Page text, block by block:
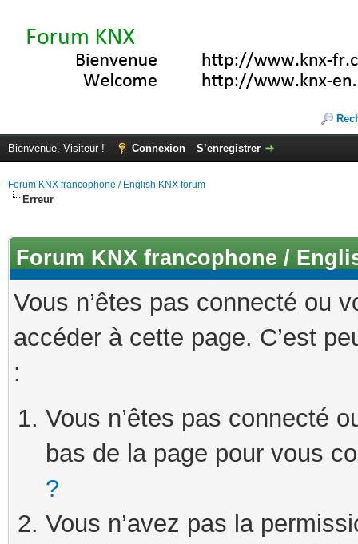
Bienvenue, Visiteur ! Connexion S’enregistrer
Forum KNX francophone / English KNX forum
Erreur
Forum KNX francophone /
Vous n’êtes pas connecté ou
accéder à cette page. C’est
:
Vous n’êtes pas connecté
bas de la page pour vous
?
Vous n’avez pas la